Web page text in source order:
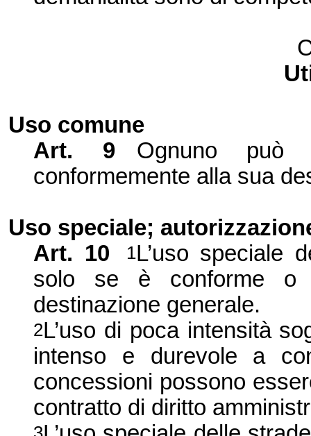
Uso comune
Art. 9
Ognuno può
conformemente alla sua
Uso speciale;
Art. 10
1L’uso speciale
solo se è conforme o
destinazione generale.
2L’uso di poca intensità
intenso e durevole a
concessioni possono
contratto di diritto